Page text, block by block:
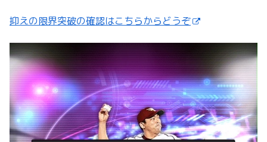
抑えの限界突破の確認はこちらからどうぞ